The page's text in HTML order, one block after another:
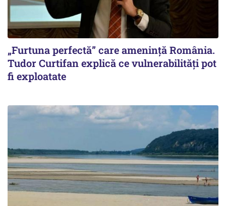
„Furtuna perfectă” care amenință România.
Tudor Curtifan explică ce vulnerabilități pot
fi exploatate